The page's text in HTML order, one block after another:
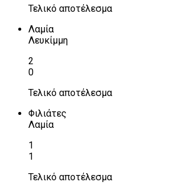
Τελικό αποτέλεσμα
Λαμία
Λευκίμμη
2
0
Τελικό αποτέλεσμα
Φιλιάτες
Λαμία
1
1
Τελικό αποτέλεσμα